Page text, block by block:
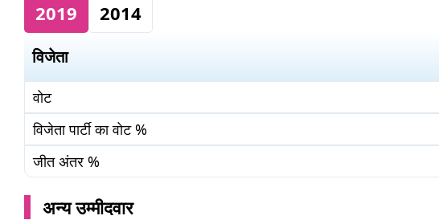
2019 2014
विजेता
वोट
विजेता पार्टी का वोट %
जीत अंतर %
अन्य उम्मीदवार